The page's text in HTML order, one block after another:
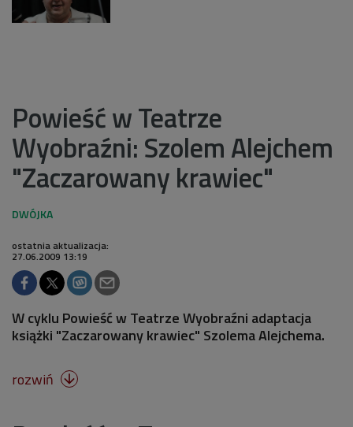
Powieść w Teatrze
Wyobraźni: Szolem Alejchem
"Zaczarowany krawiec"
ostatnia aktualizacja:
27.06.2009 13:19
W cyklu Powieść w Teatrze Wyobraźni adaptacja
książki "Zaczarowany krawiec" Szolema Alejchema.
rozwiń 